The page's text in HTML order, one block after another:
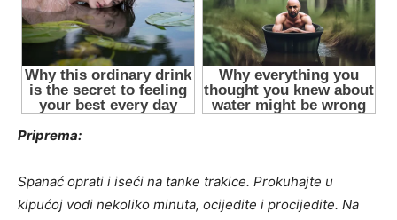
Priprema:
Spanać oprati i iseći na tanke trakice. Prokuhajte u
kipućoj vodi nekoliko minuta, ocijedite i procijedite. Na